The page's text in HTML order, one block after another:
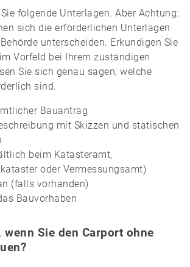
folgende Unterlagen. Aber Achtung:
sich die erforderlichen Unterlagen
unterscheiden. Erkundigen Sie
Vorfeld bei Ihrem zuständigen
Sie sich genau sagen, welche
sind.
Bauantrag
mit Skizzen und statischen
beim Katasteramt,
oder Vermessungsamt)
(falls vorhanden)
Bauvorhaben
wenn Sie den Carport ohne